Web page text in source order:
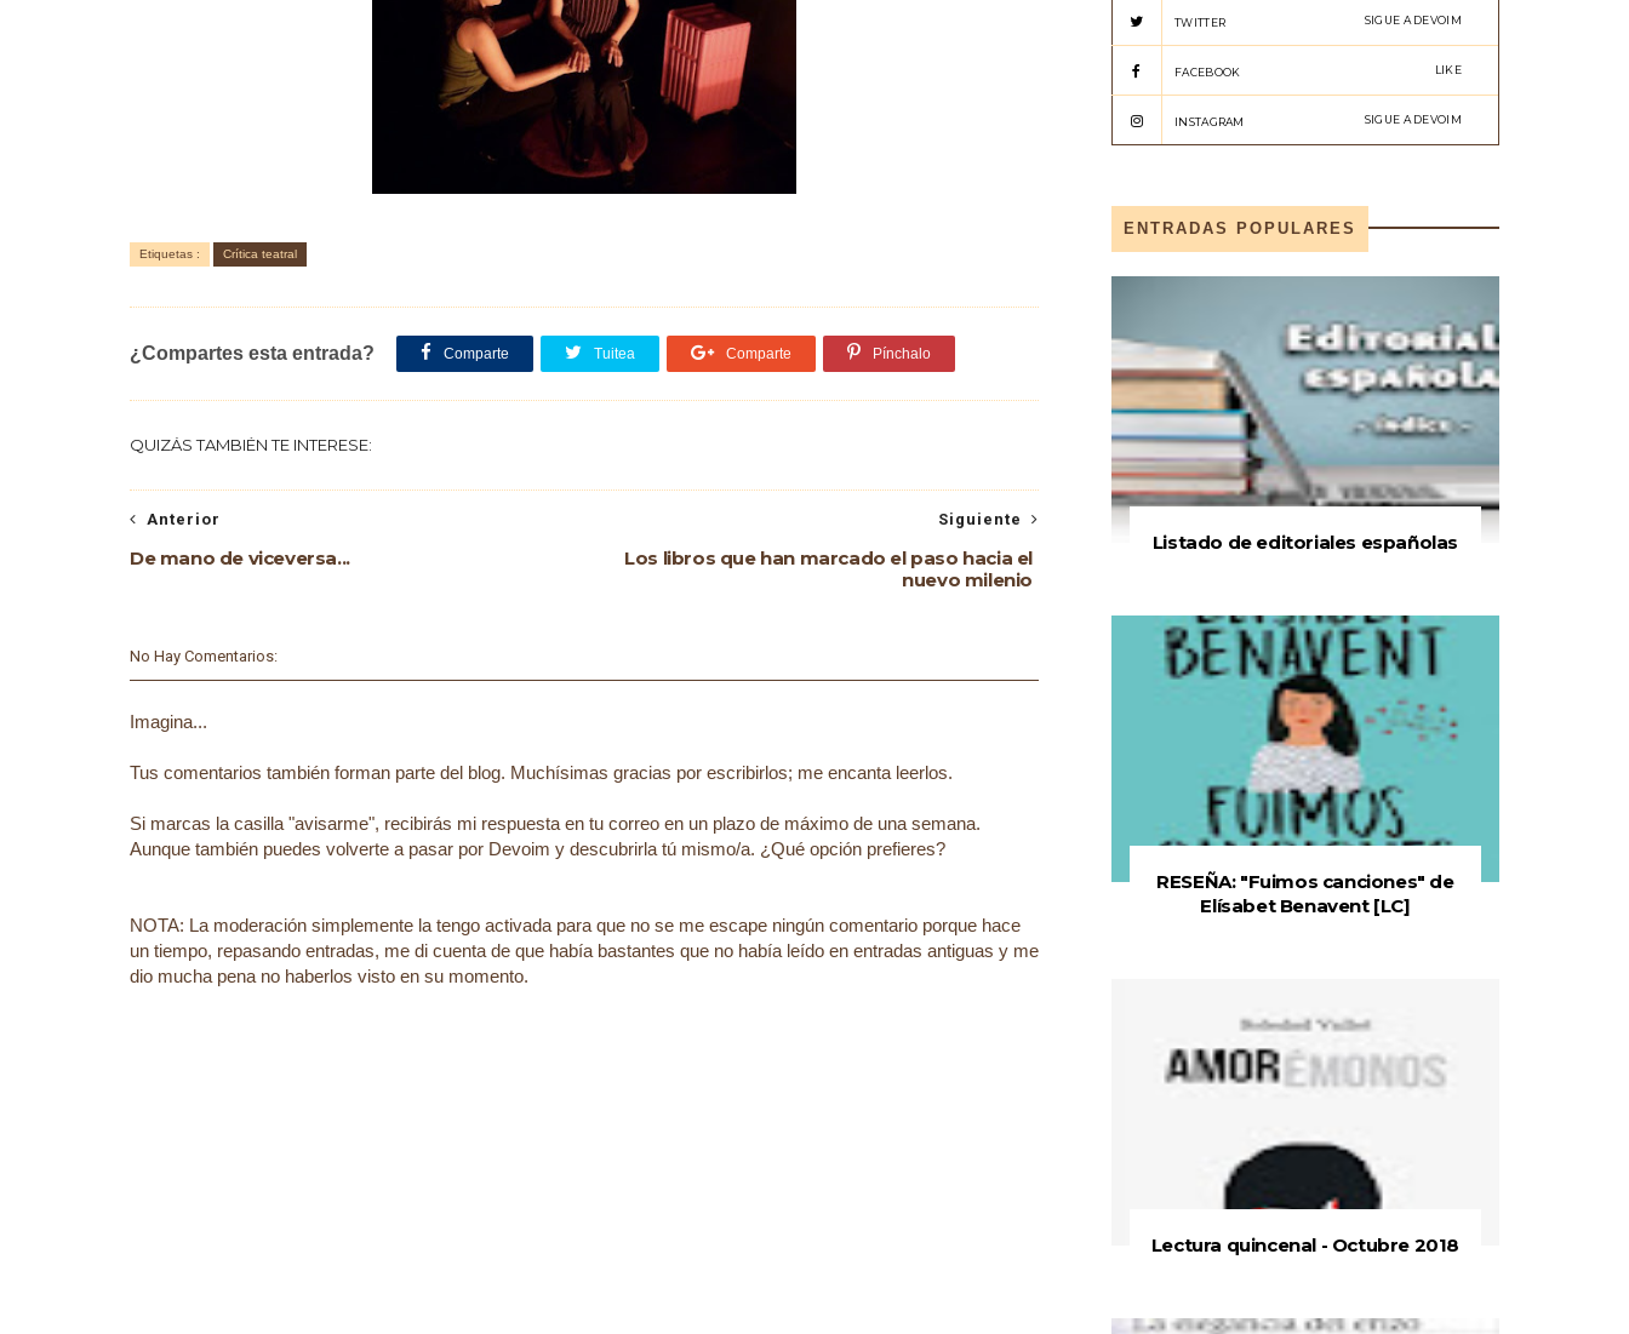
Etiquetas : Crítica teatral
¿Compartes esta entrada? Comparte Tuitea Comparte Pínchalo
QUIZÁS TAMBIÉN TE INTERESE:
Siguiente
Los libros que han marcado el paso hacia el
nuevo milenio
Anterior
De mano de viceversa...
No Hay Comentarios:
Imagina...
Tus comentarios también forman parte del blog. Muchísimas gracias por escribirlos; me encanta leerlos.
Si marcas la casilla "avisarme", recibirás mi respuesta en tu correo en un plazo de máximo de una semana.
Aunque también puedes volverte a pasar por Devoim y descubrirla tú mismo/a. ¿Qué opción prefieres?
NOTA: La moderación simplemente la tengo activada para que no se me escape ningún comentario porque hace
un tiempo, repasando entradas, me di cuenta de que había bastantes que no había leído en entradas antiguas y me
dio mucha pena no haberlos visto en su momento.
TWITTER SIGUE A DEVOIM
FACEBOOK LIKE
INSTAGRAM SIGUE A DEVOIM
ENTRADAS POPULARES
Listado de editoriales españolas
RESEÑA: "Fuimos canciones" de
Elísabet Benavent [LC]
Lectura quincenal - Octubre 2018